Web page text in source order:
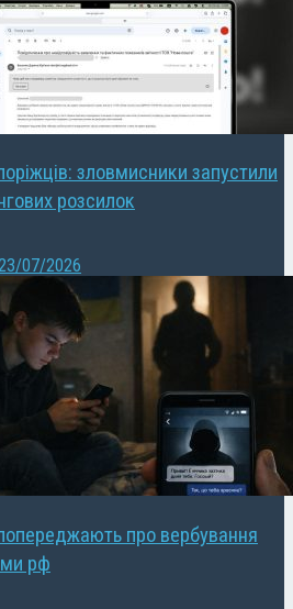
зловмисники запустили
розсилок
07/2026
про вербування
рф